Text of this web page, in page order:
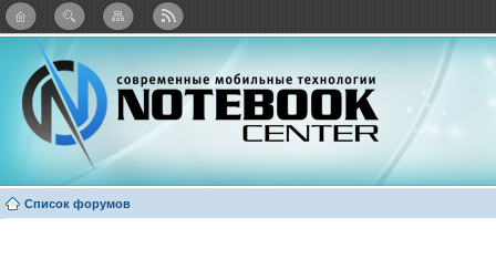
Каталог виджетов
Список форумов